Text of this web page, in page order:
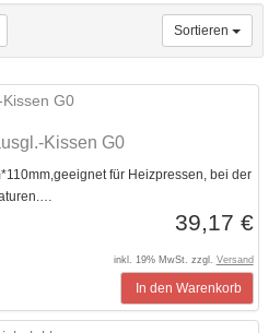
Sortieren
Kissen G0
für Heizpressen, bei der
39,17 €
inkl. 19% MwSt. zzgl. Versand
In den Warenkorb